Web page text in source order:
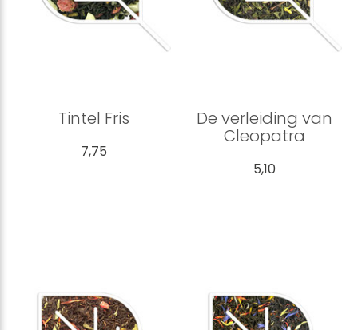
Tintel Fris
7,75
De verleiding van
Cleopatra
5,10